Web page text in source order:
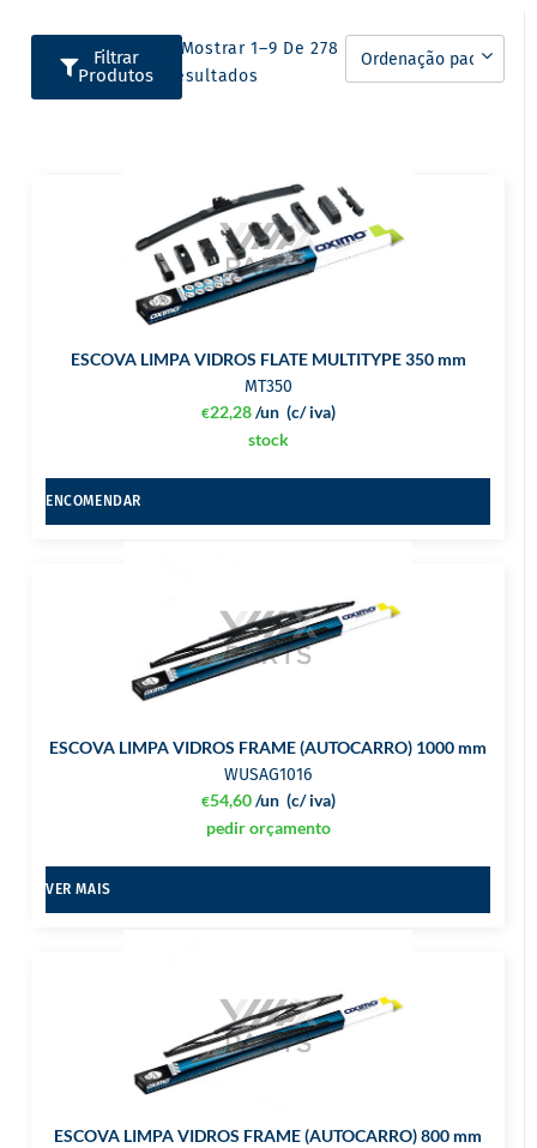
Filtrar
Produtos
A Mostrar 1–9 De 278
Resultados
ESCOVA LIMPA VIDROS FLATE MULTITYPE 350 mm
MT350
€22,28 (c/ iva)
/un
stock
ENCOMENDAR
ESCOVA LIMPA VIDROS FRAME (AUTOCARRO) 1000 mm
WUSAG1016
€54,60 (c/ iva)
/un
pedir orçamento
VER MAIS
ESCOVA LIMPA VIDROS FRAME (AUTOCARRO) 800 mm